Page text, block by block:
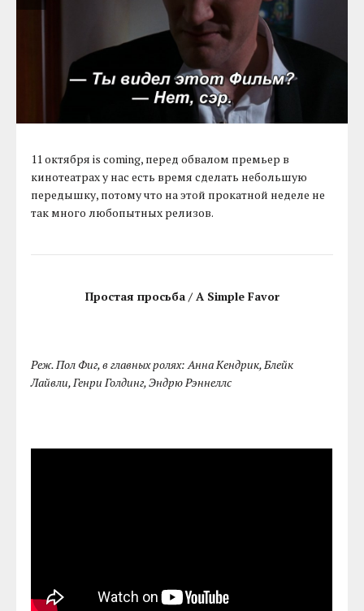
11 октября is coming, перед обвалом премьер в
кинотеатрах у нас есть время сделать небольшую
передышку, потому что на этой прокатной неделе не
так много любопытных релизов.
Простая просьба / A Simple Favor
Реж. Пол Фиг, в главных ролях: Анна Кендрик, Блейк
Лайвли, Генри Голдинг, Эндрю Рэннеллс